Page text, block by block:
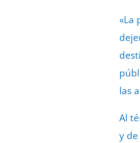
«La
las
Al
y